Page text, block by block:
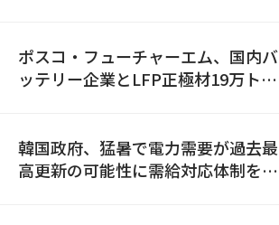
ポスコ・フューチャーエム、国内バ
ッテリー企業とLFP正極材19万トン
韓国政府、猛暑で電力需要が過去最
高更新の可能性に需給対応体制を点